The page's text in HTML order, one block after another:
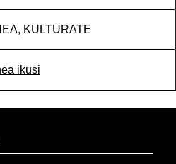
KULTURATE
ikusi